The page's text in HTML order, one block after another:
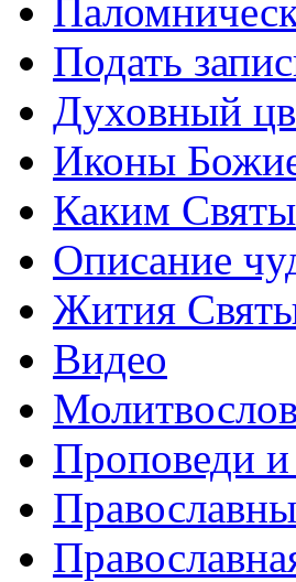
Подать
Духовный
Иконы
Каким
Описание
Жития
Видео
Молитвослов
Проповеди